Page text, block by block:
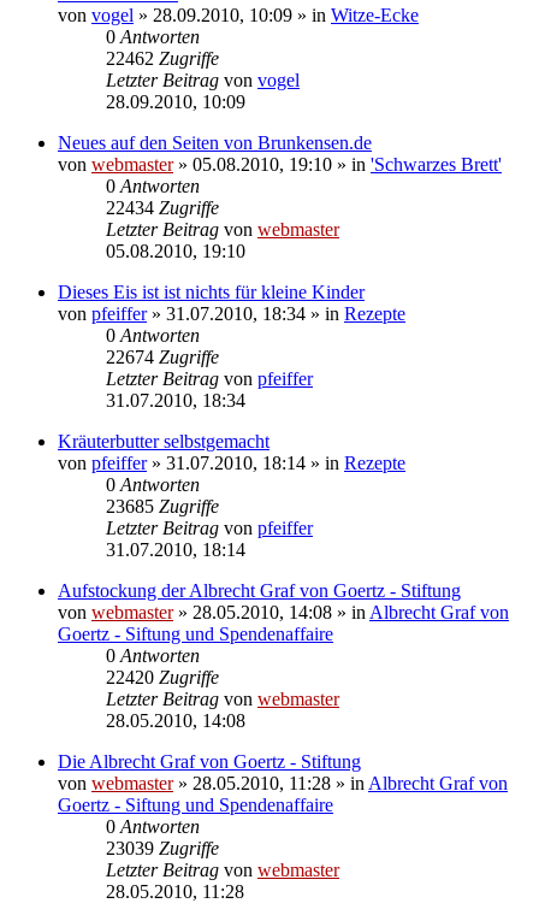
von vogel » 28.09.2010, 10:09 » in Witze-Ecke
0 Antworten
22462 Zugriffe
Letzter Beitrag von vogel
28.09.2010, 10:09
Neues auf den Seiten von Brunkensen.de
von webmaster» 05.08.2010, 19:10 » in 'Schwarzes Brett'
0 Antworten
22434 Zugriffe
Letzter Beitrag von webmaster
05.08.2010, 19:10
Dieses Eis ist ist nichts für kleine Kinder
von pfeiffer» 31.07.2010, 18:34 » in Rezepte
0 Antworten
22674 Zugriffe
Letzter Beitrag von pfeiffer
31.07.2010, 18:34
Kräuterbutter selbstgemacht
von pfeiffer» 31.07.2010, 18:14 » in Rezepte
0 Antworten
23685 Zugriffe
Letzter Beitrag von pfeiffer
31.07.2010, 18:14
Aufstockung der Albrecht Graf von Goertz - Stiftung
von webmaster» 28.05.2010, 14:08 » in Albrecht Graf von
Goertz - Siftung und Spendenaffaire
0 Antworten
22420 Zugriffe
Letzter Beitrag von webmaster
28.05.2010, 14:08
Die Albrecht Graf von Goertz - Stiftung
von webmaster» 28.05.2010, 11:28 » in Albrecht Graf von
Goertz - Siftung und Spendenaffaire
0 Antworten
23039 Zugriffe
Letzter Beitrag von webmaster
28.05.2010, 11:28